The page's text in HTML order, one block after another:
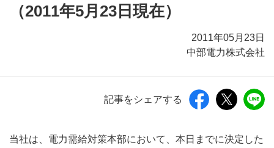
（2011年5月23日現在）
2011年05月23日
中部電力株式会社
記事をシェアする
当社は、電力需給対策本部において、本日までに決定した